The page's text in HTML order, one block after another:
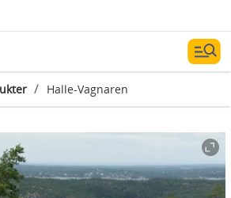
/ Halle-Vagnaren